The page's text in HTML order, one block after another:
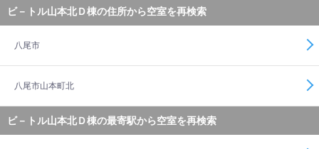
ビ－トル山本北Ｄ棟の住所から空室を再検索
八尾市
八尾市山本町北
ビ－トル山本北Ｄ棟の最寄駅から空室を再検索